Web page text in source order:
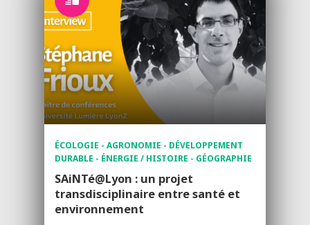
ÉCOLOGIE - AGRONOMIE - DÉVELOPPEMENT
DURABLE - ÉNERGIE / HISTOIRE - GÉOGRAPHIE
SAiNTé@Lyon : un projet
transdisciplinaire entre santé et
environnement